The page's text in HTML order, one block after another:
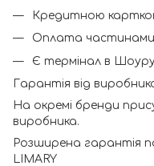
Кредитною
Оплата частинами
Є термінал в
Гарантія від
На окремі бренди
виробника.
Розширена гарантія
LIMARY